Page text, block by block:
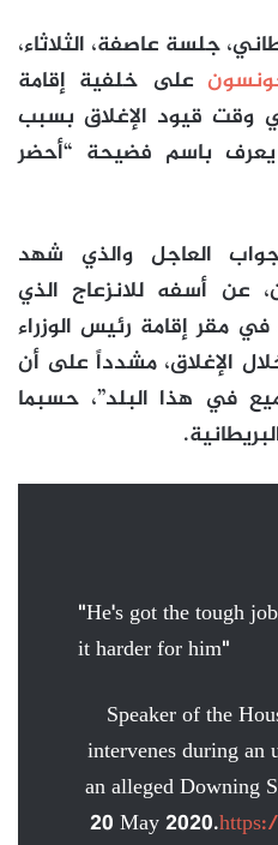
جلسة عاصفة، الثلاثاء،
على خلفية إقامة
وقت قيود الإغلاق بسبب
يعرف باسم فضيحة “أحضر
العاجل والذي شهد
عن أسفه للانزعاج الذي
مقر إقامة رئيس الوزراء
خلال الإغلاق، مشدداً على أن
في هذا البلد”، حسبما
"He's got the tough
it harder for him"
Speaker of the
intervenes during an
an alleged Downing
20 May 2020.